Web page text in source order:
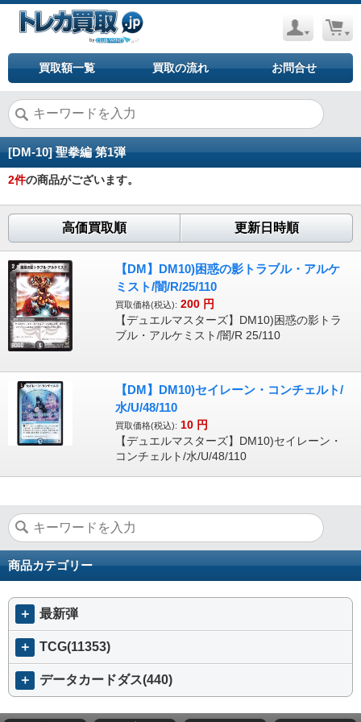
買取額一覧 買取の流れ お問合せ
[DM-10] 聖拳編 第1弾
2件の商品がございます。
高価買取順 更新日時順
【DM】DM10)困惑の影トラブル・アルケ
ミスト/闇/R/25/110
買取価格(税込): 200 円
【デュエルマスターズ】DM10)困惑の影トラ
ブル・アルケミスト/闇/R 25/110
【DM】DM10)セイレーン・コンチェルト/
水/U/48/110
買取価格(税込): 10 円
【デュエルマスターズ】DM10)セイレーン・
コンチェルト/水/U/48/110
商品カテゴリー
＋ 最新弾
＋ TCG(11353)
＋ データカードダス(440)